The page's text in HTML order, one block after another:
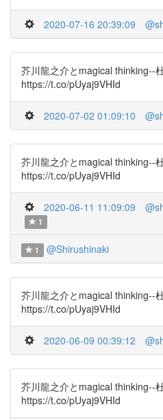
2020-07-16 20:39:09
芥川龍之介とmagical thinking--
https://t.co/pUyaj9VHId
2020-07-02 01:09:10
芥川龍之介とmagical thinking--
https://t.co/pUyaj9VHId
2020-06-11 11:09:09
1
1 @Shirushinaki
芥川龍之介とmagical thinking--
https://t.co/pUyaj9VHId
2020-06-09 00:39:12
芥川龍之介とmagical thinking--
https://t.co/pUyaj9VHId